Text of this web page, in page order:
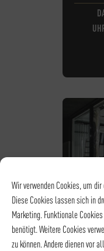
Wir verwenden Cookies, um
Diese Cookies lassen sich in
Marketing. Funktionale
benötigt. Weitere Cookies
zu können. Andere dienen vor